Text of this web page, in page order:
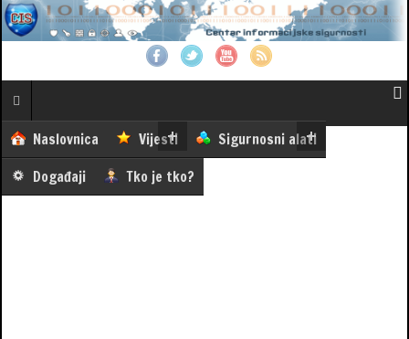
Naslovnica Vijesti
Sigurnosni alati
Događaji
Tko je tko?